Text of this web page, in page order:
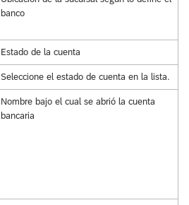
banco
Estado de la cuenta
Seleccione el estado de cuenta en la lista.
Nombre bajo el cual se abrió la cuenta
bancaria